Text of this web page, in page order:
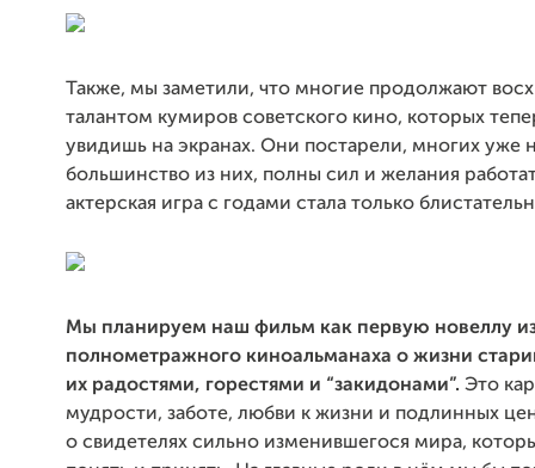
Также, мы заметили, что многие продолжают
талантом кумиров советского кино, которых
увидишь на экранах. Они постарели, многих уже
большинство из них, полны сил и желания
актерская игра с годами стала только
Мы планируем наш фильм как первую новеллу
полнометражного киноальманаха о жизни
их радостями, горестями и “закидонами”. Это
мудрости, заботе, любви к жизни и подлинных
о свидетелях сильно изменившегося мира,